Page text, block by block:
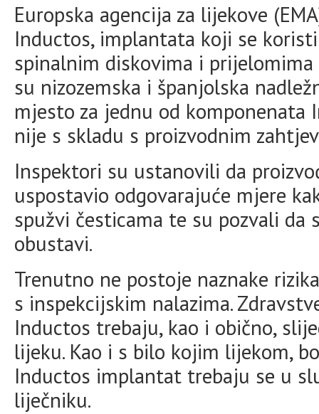
Europska agencija za lijekove
Inductos, implantata koji se
spinalnim diskovima i
su nizozemska i španjolska
mjesto za jednu od komponenata
nije s skladu s proizvodnim
Inspektori su ustanovili da
uspostavio odgovarajuće mjere
spužvi česticama te su pozvali da
obustavi.
Trenutno ne postoje naznake
s inspekcijskim nalazima.
Inductos trebaju, kao i obično,
lijeku. Kao i s bilo kojim lijekom,
Inductos implantat trebaju se u
liječniku.